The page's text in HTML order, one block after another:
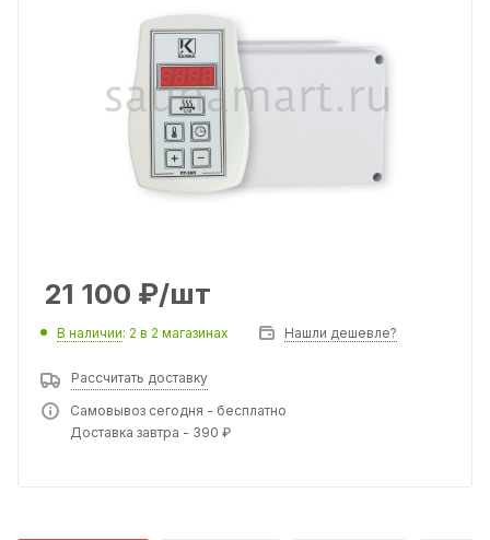
21 100 ₽/шт
В наличии: 2 в 2 магазинах Нашли дешевле?
Рассчитать доставку
Самовывоз сегодня - бесплатно
Доставка завтра - 390 ₽